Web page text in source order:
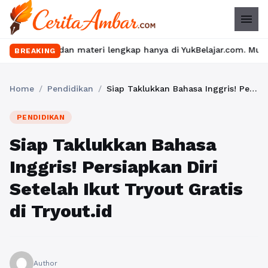
menu
BREAKING
materi lengkap hanya di YukBelajar.com. Mulai langkah
Home / Pendidikan / Siap Taklukkan Bahasa Inggris! Persiapkan Diri Setelah Ikut Tryout Gratis di Tryout.id
PENDIDIKAN
Siap Taklukkan Bahasa
Inggris! Persiapkan Diri
Setelah Ikut Tryout Gratis
di Tryout.id
Author